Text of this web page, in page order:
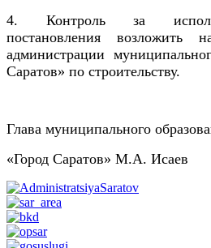
4. Контроль за
постановления возложить
администрации
Саратов» по строительству.
Глава муниципального
«Город Саратов» М.А. Исаев